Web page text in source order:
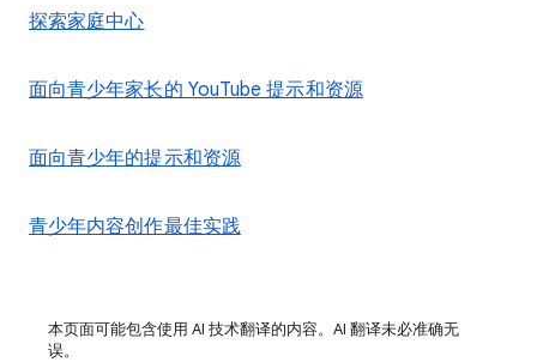
探索家庭中心
面向青少年家长的 YouTube 提示和资源
面向青少年的提示和资源
青少年内容创作最佳实践
本页面可能包含使用 AI 技术翻译的内容。AI 翻译未必准确无
误。